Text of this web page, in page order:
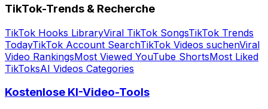
TikTok-Trends & Recherche
TikTok Hooks LibraryViral TikTok SongsTikTok Trends
TodayTikTok Account SearchTikTok Videos suchenViral
Video RankingsMost Viewed YouTube ShortsMost Liked
TikToksAI Videos Categories
Kostenlose KI-Video-Tools